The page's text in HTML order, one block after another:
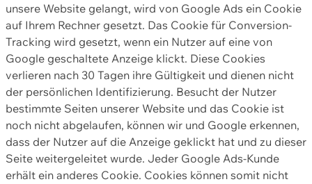
unsere Website gelangt, wird von Google Ads ein Cookie
auf Ihrem Rechner gesetzt. Das Cookie für Conversion-
Tracking wird gesetzt, wenn ein Nutzer auf eine von
Google geschaltete Anzeige klickt. Diese Cookies
verlieren nach 30 Tagen ihre Gültigkeit und dienen nicht
der persönlichen Identifizierung. Besucht der Nutzer
bestimmte Seiten unserer Website und das Cookie ist
noch nicht abgelaufen, können wir und Google erkennen,
dass der Nutzer auf die Anzeige geklickt hat und zu dieser
Seite weitergeleitet wurde. Jeder Google Ads-Kunde
erhält ein anderes Cookie. Cookies können somit nicht